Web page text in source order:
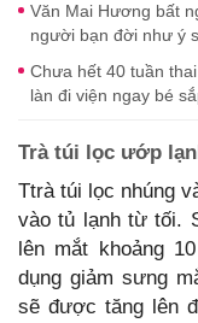
Văn Mai Hương bất
người bạn đời như ý
Chưa hết 40 tuần
làn đi viện ngay bé
Trà túi lọc ướp
Ttrà túi lọc nhúng
vào tủ lạnh từ tối.
lên mắt khoảng
dụng giảm sưng
sẽ được tăng lên